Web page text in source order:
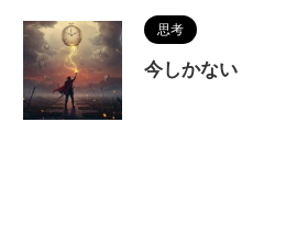
思考
今しかない